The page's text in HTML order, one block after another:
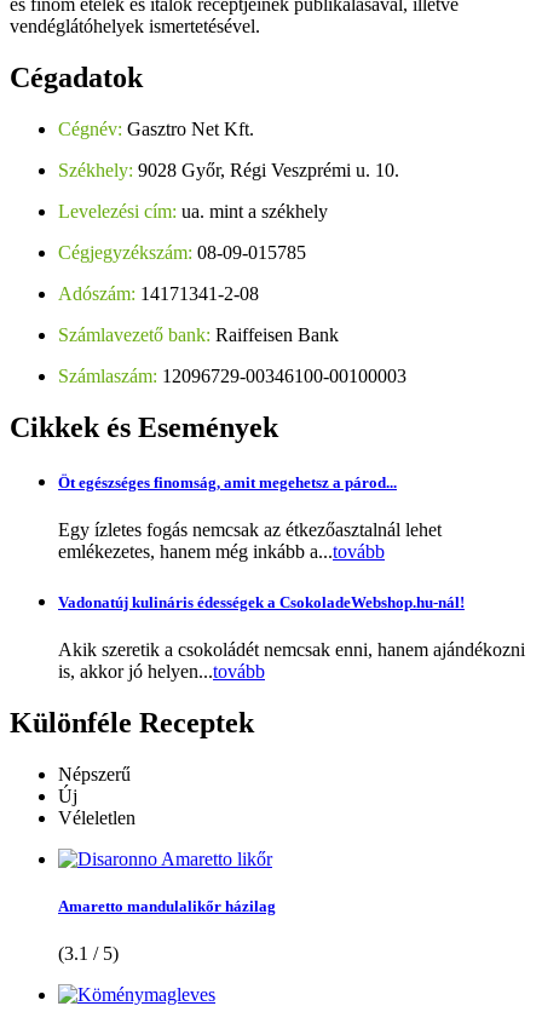
és finom ételek és italok receptjeinek publikálásával, illetve
vendéglátóhelyek ismertetésével.
Cégadatok
Cégnév: Gasztro Net Kft.
Székhely: 9028 Győr, Régi Veszprémi u. 10.
Levelezési cím: ua. mint a székhely
Cégjegyzékszám: 08-09-015785
Adószám: 14171341-2-08
Számlavezető bank: Raiffeisen Bank
Számlaszám: 12096729-00346100-00100003
Cikkek és Események
Öt egészséges finomság, amit megehetsz a párod...
Egy ízletes fogás nemcsak az étkezőasztalnál lehet
emlékezetes, hanem még inkább a...tovább
Vadonatúj kulináris édességek a CsokoladeWebshop.hu-nál!
Akik szeretik a csokoládét nemcsak enni, hanem ajándékozni
is, akkor jó helyen...tovább
Különféle Receptek
Népszerű
Új
Véleletlen
Amaretto mandulalikőr házilag
(3.1 / 5)